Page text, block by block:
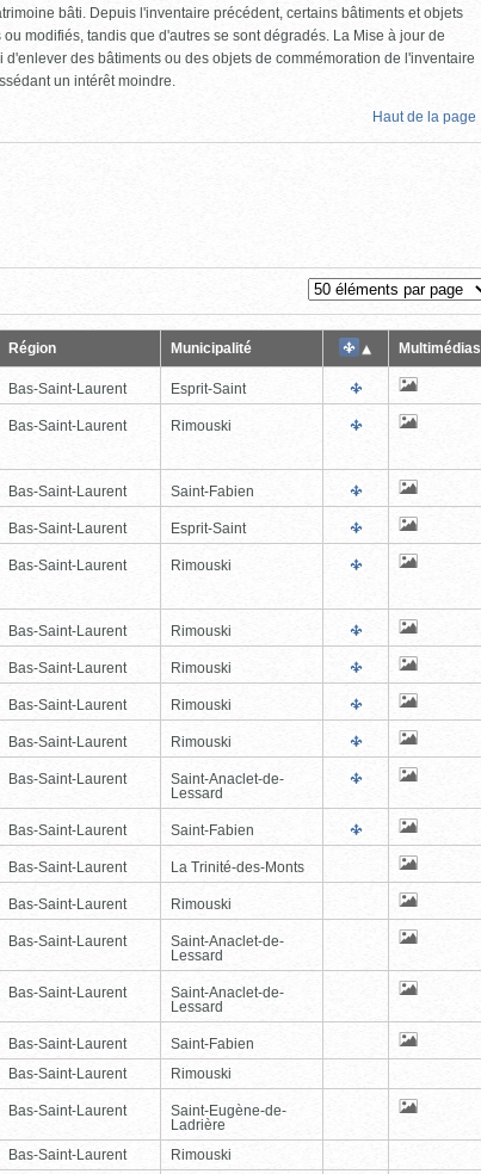
bâti. Depuis l'inventaire précédent, certains bâtiments et objets
modifiés, tandis que d'autres se sont dégradés. La Mise à jour de
d'enlever des bâtiments ou des objets de commémoration de l'inventaire
un intérêt moindre.
Haut de la page
Région Municipalité Multimédias
Bas-Saint-Laurent Esprit-Saint
Bas-Saint-Laurent Rimouski
Bas-Saint-Laurent Saint-Fabien
Bas-Saint-Laurent Esprit-Saint
Bas-Saint-Laurent Rimouski
Bas-Saint-Laurent Rimouski
Bas-Saint-Laurent Rimouski
Bas-Saint-Laurent Rimouski
Bas-Saint-Laurent Rimouski
Bas-Saint-Laurent
Saint-Anaclet-de-
Lessard
Bas-Saint-Laurent Saint-Fabien
Bas-Saint-Laurent La Trinité-des-Monts
Bas-Saint-Laurent Rimouski
Bas-Saint-Laurent
Saint-Anaclet-de-
Lessard
Bas-Saint-Laurent
Saint-Anaclet-de-
Lessard
Bas-Saint-Laurent
Saint-Fabien
Bas-Saint-Laurent Rimouski
Bas-Saint-Laurent
Saint-Eugène-de-
Ladrière
Bas-Saint-Laurent Rimouski